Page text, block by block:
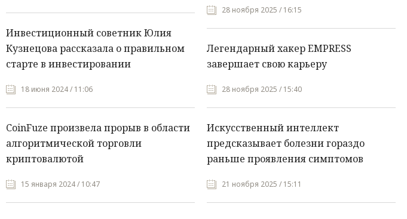
Инвестиционный советник Юлия
Кузнецова рассказала о правильном
старте в инвестировании
18 июня 2024 / 11:06
CoinFuze произвела прорыв в области
алгоритмической торговли
криптовалютой
15 января 2024 / 10:47
28 ноября 2025 / 16:15
Легендарный хакер EMPRESS
завершает свою карьеру
28 ноября 2025 / 15:40
Искусственный интеллект
предсказывает болезни гораздо
раньше проявления симптомов
21 ноября 2025 / 15:11